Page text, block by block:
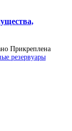
Прикреплена
резервуары